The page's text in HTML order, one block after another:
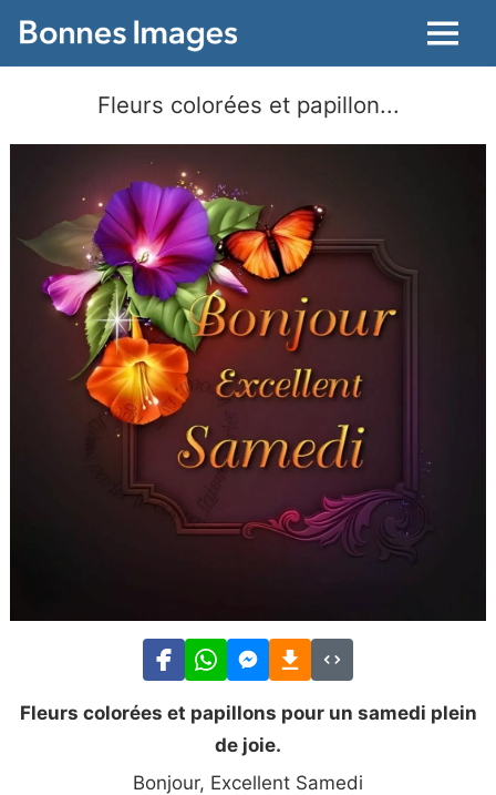
Menu
Fleurs colorées et papillon...
Fleurs colorées et papillons pour un samedi plein
de joie.
Bonjour, Excellent Samedi